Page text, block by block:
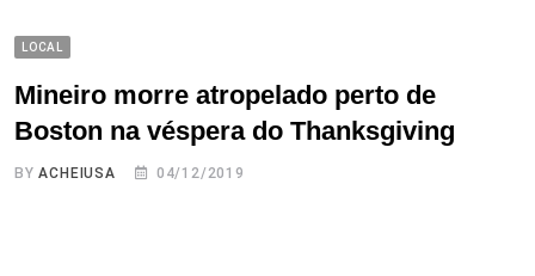
LOCAL
Mineiro morre atropelado perto de
Boston na véspera do Thanksgiving
BYACHEIUSA 04/12/2019